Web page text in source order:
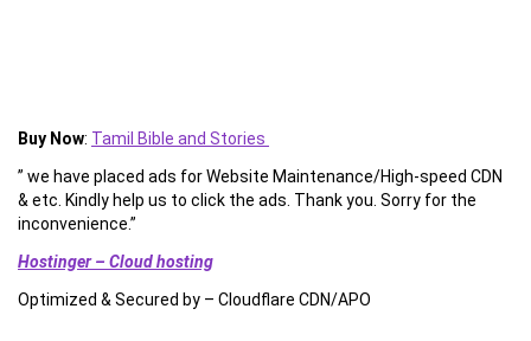
Buy Now: Tamil Bible and Stories
” we have placed ads for Website Maintenance/High-speed CDN
& etc. Kindly help us to click the ads. Thank you. Sorry for the
inconvenience.”
Hostinger – Cloud hosting
Optimized & Secured by – Cloudflare CDN/APO